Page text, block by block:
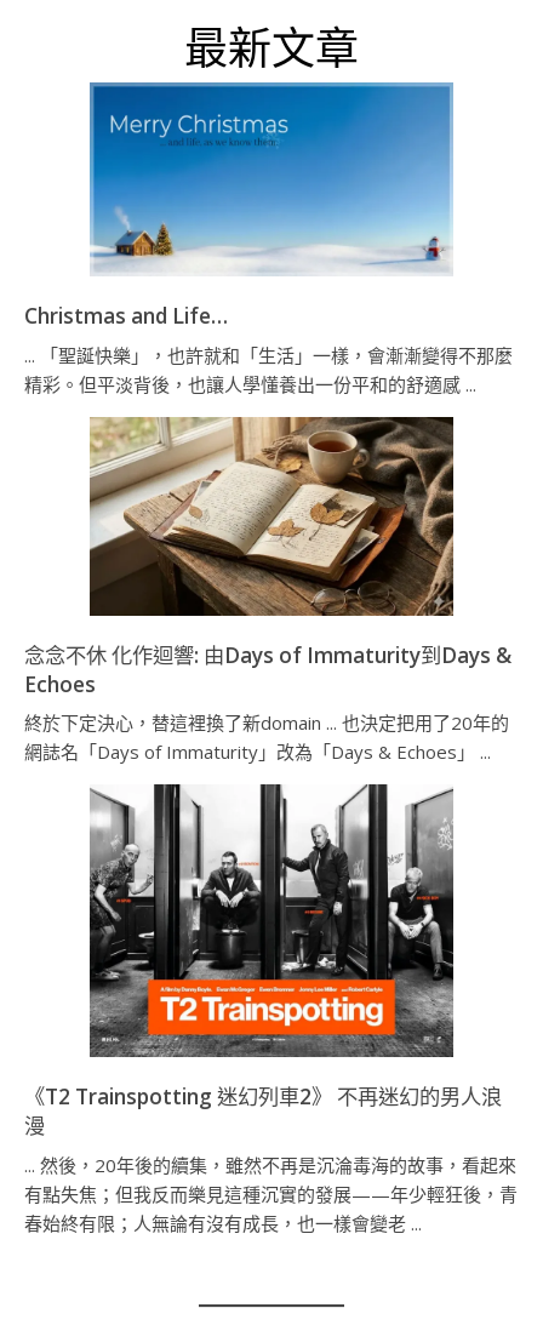
最新文章
Christmas and Life…
... 「聖誕快樂」，也許就和「生活」一樣，會漸漸變得不那麼
精彩。但平淡背後，也讓人學懂養出一份平和的舒適感 ...
念念不休 化作迴響: 由Days of Immaturity到Days &
Echoes
終於下定決心，替這裡換了新domain ... 也決定把用了20年的
網誌名「Days of Immaturity」改為「Days & Echoes」 ...
《T2 Trainspotting 迷幻列車2》 不再迷幻的男人浪
漫
... 然後，20年後的續集，雖然不再是沉淪毒海的故事，看起來
有點失焦；但我反而樂見這種沉實的發展——年少輕狂後，青
春始終有限；人無論有沒有成長，也一樣會變老 ...